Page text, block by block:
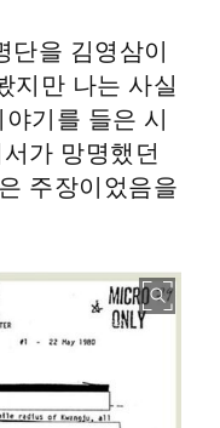
단을 김영삼이
지만 나는 사실
기를 들은 시
가 망명했던
주장이었음을